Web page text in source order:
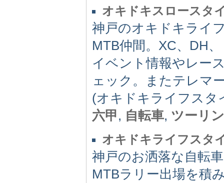
オキドキスロースタ
神戸のオキドキライ
MTB仲間。XC、DH
イベント情報やレー
ェック。またテレマ
(オキドキライフス
六甲, 自転車, ツーリ
オキドキライフスタ
神戸のお洒落な自転
MTBラリー出場を積